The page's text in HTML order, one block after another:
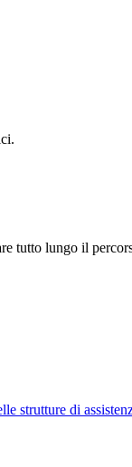
tutto lungo il
strutture di